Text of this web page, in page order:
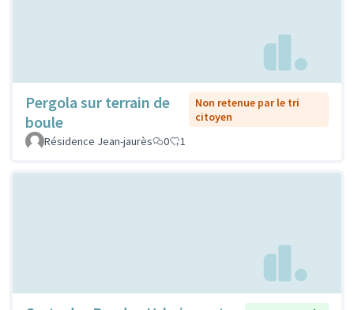
Pergola sur terrain de
boule
Non retenue par le tri
citoyen
Résidence Jean-jaurès
0 1